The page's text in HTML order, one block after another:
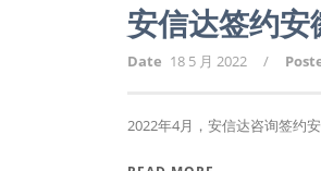
安信达签约安
Date 18 5 月 2022 /
2022年4月，安信达咨询签约